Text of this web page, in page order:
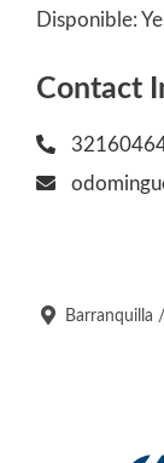
Disponible:
Contact
Barranquilla